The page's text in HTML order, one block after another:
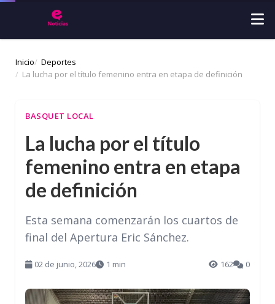
Inicio
Deportes
La lucha por el título femenino entra en etapa de definición
BASQUET LOCAL
La lucha por el título
femenino entra en etapa
de definición
Esta semana comenzarán los cuartos de
final del Apertura Eric Sánchez.
02 de junio, 2026 1 min 162 0